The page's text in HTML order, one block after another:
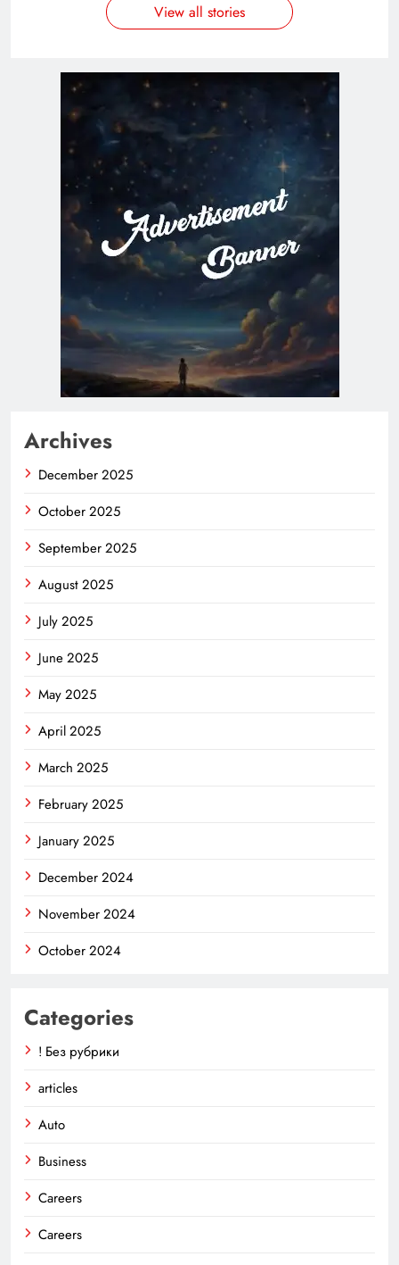
View all stories
Archives
December 2025
October 2025
September 2025
August 2025
July 2025
June 2025
May 2025
April 2025
March 2025
February 2025
January 2025
December 2024
November 2024
October 2024
Categories
! Без рубрики
articles
Auto
Business
Careers
Careers